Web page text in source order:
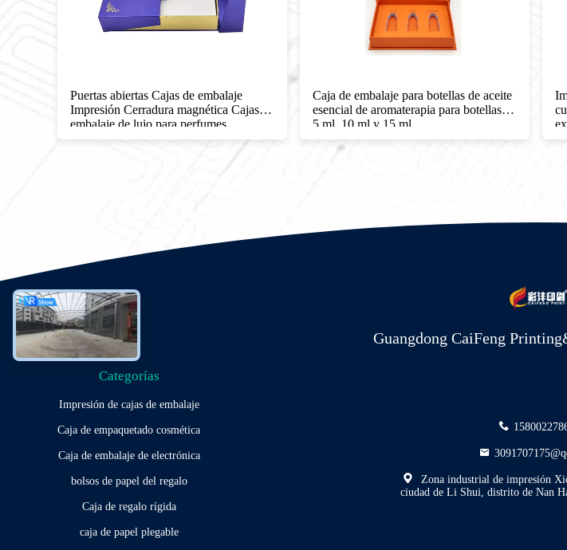
Puertas abiertas Cajas de embalaje
Impresión Cerradura magnética Cajas de
embalaje de lujo para perfumes
Caja de embalaje para botellas de aceite
esencial de aromaterapia para botellas de
5 ml, 10 ml y 15 ml
Guangdong CaiFeng
Categorías
Impresión de cajas de embalaje
Caja de empaquetado cosmética
Caja de embalaje de electrónica
bolsos de papel del regalo
Caja de regalo rígida
caja de papel plegable
Zona industrial de impresión
ciudad de Li Shui, distrito de Nan